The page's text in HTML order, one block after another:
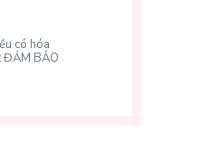
có hóa
ĐẢM BẢO